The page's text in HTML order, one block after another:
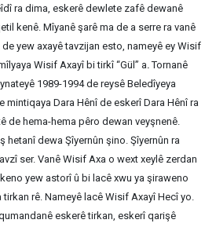
ra dima, eskerê dewlete zafê dewanê
kenê. Mîyanê şarê ma de a serre ra vanê
de yew axayê tavzijan esto, nameyê ey Wisif
Wisif Axayî bi tirkî “Gül” a.Tornanê
1989-1994 de reysê Beledîyeya
mintiqaya Dara Hênî de eskerî Dara Hênî ra
de hema-hema pêro dewan veyşnenê.
hetanî dewa Şîyernûn şino. Şîyernûn ra
ser. Vanê Wisif Axa o wext xeylê zerdan
yew astorî û bi lacê xwu ya şiraweno
rê. Nameyê lacê Wisif Axayî Hecî yo.
eskerê tirkan, eskerî qarişê